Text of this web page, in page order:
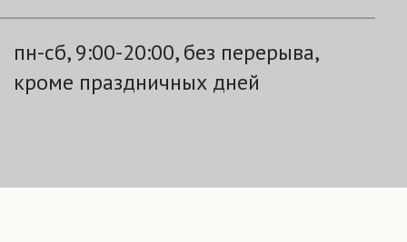
пн-сб, 9:00-20:00, без перерыва,
кроме праздничных дней